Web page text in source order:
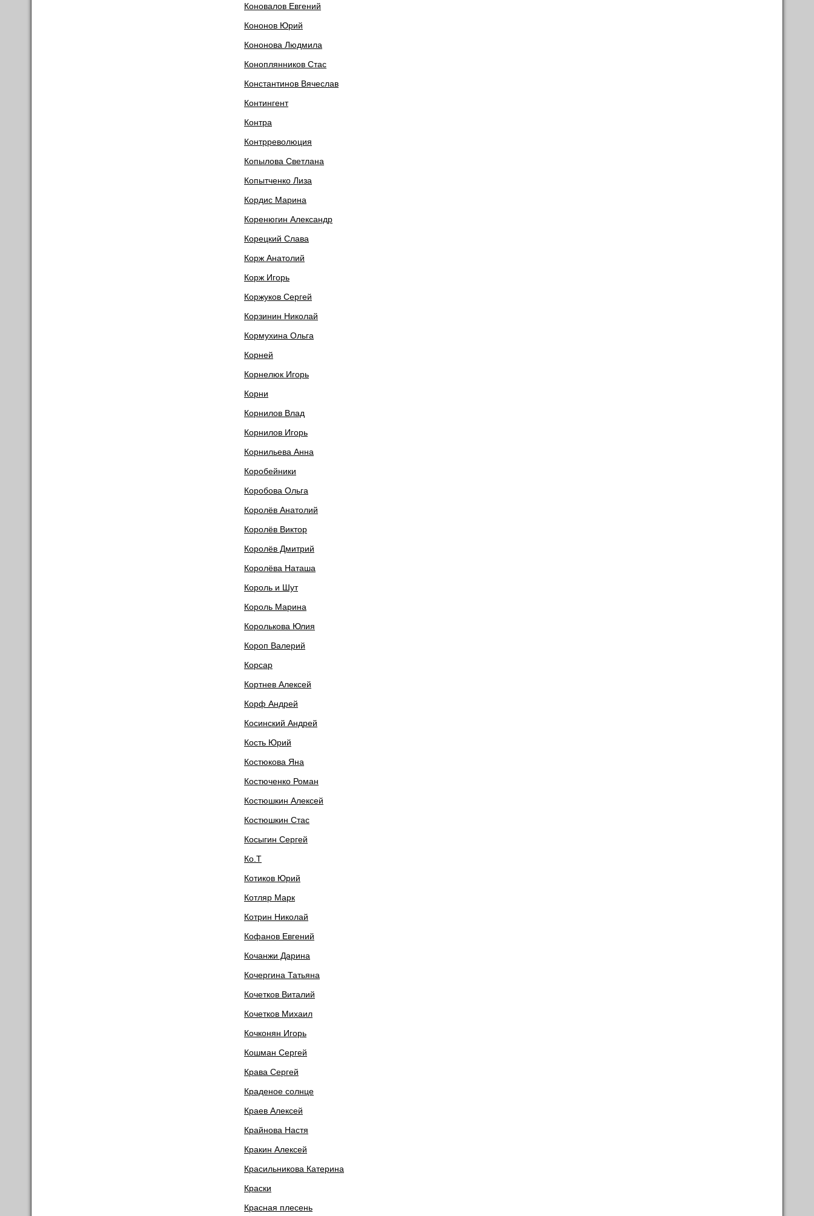
Коновалов Евгений
Кононов Юрий
Кононова Людмила
Коноплянников Стас
Константинов Вячеслав
Контингент
Контра
Контрреволюция
Копылова Светлана
Копытченко Лиза
Кордис Марина
Коренюгин Александр
Корецкий Слава
Корж Анатолий
Корж Игорь
Коржуков Сергей
Корзинин Николай
Кормухина Ольга
Корней
Корнелюк Игорь
Корни
Корнилов Влад
Корнилов Игорь
Корнильева Анна
Коробейники
Коробова Ольга
Королёв Анатолий
Королёв Виктор
Королёв Дмитрий
Королёва Наташа
Король и Шут
Король Марина
Королькова Юлия
Короп Валерий
Корсар
Кортнев Алексей
Корф Андрей
Косинский Андрей
Кость Юрий
Костюкова Яна
Костюченко Роман
Костюшкин Алексей
Костюшкин Стас
Косыгин Сергей
Ко.Т
Котиков Юрий
Котляр Марк
Котрин Николай
Кофанов Евгений
Кочанжи Дарина
Кочергина Татьяна
Кочетков Виталий
Кочетков Михаил
Кочконян Игорь
Кошман Сергей
Крава Сергей
Краденое солнце
Краев Алексей
Крайнова Настя
Кракин Алексей
Красильникова Катерина
Краски
Красная плесень